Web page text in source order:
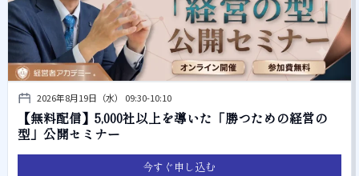
2026年8月19日（水） 09:30-10:10
【無料配信】5,000社以上を導いた「勝つための経営の
型」公開セミナー
今すぐ申し込む